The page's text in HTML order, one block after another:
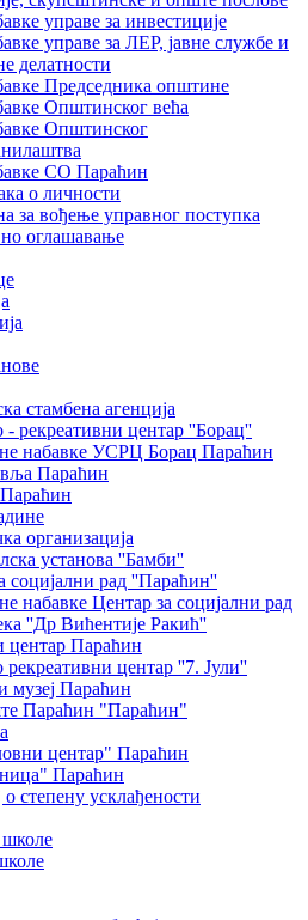
управе за инвестиције
управе за ЛЕР, јавне службе и
делатности
Председника општине
Општинског већа
Општинског
СО Параћин
о личности
за вођење управног поступка
оглашавање
стамбенa агенцијa
- рекреативни центар ''Борац''
набавке УСРЦ Борац Параћин
Параћин
организација
установа ''Бамби''
социјални рад ''Параћин''
набавке Центар за социјални рад
''Др Вићентије Ракић''
центар Параћин
рекреативни центар ''7. Јули''
музеј Параћин
Параћин "Параћин"
центар" Параћин
Параћин
степену усклађености